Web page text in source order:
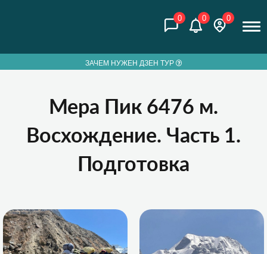
0 0 0
ЗАЧЕМ НУЖЕН ДЗЕН ТУР
Мера Пик 6476 м.
Восхождение. Часть 1.
Подготовка